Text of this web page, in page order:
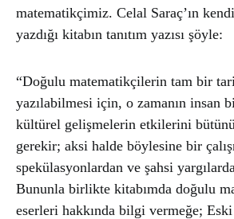
matematikçimiz. Celal Saraç’ın
yazdığı kitabın tanıtım yazısı şöyle:
“Doğulu matematikçilerin tam bir
yazılabilmesi için, o zamanın insan
kültürel gelişmelerin etkilerini
gerekir; aksi halde böylesine bir
spekülasyonlardan ve şahsi
Bununla birlikte kitabımda doğulu
eserleri hakkında bilgi vermeğe; Eski